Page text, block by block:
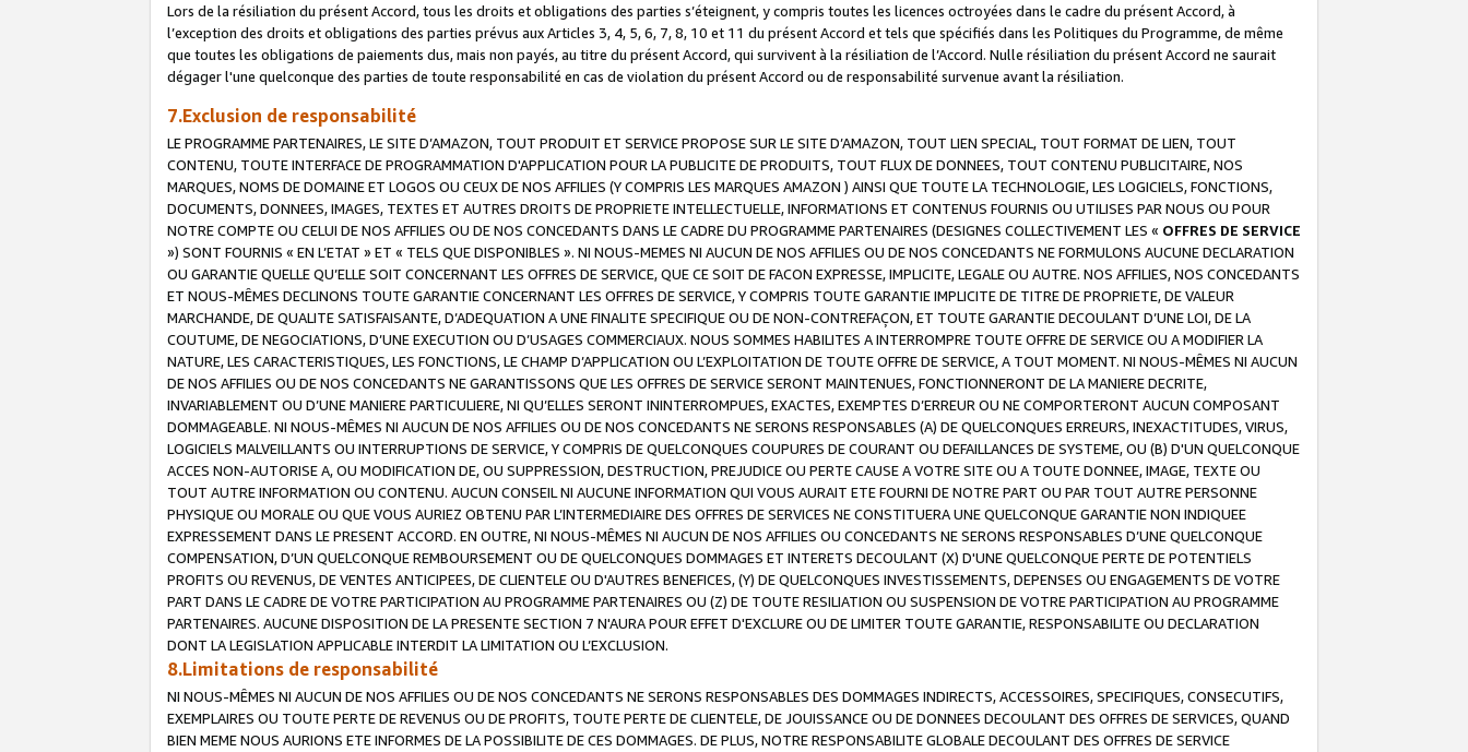
Lors de la résiliation du présent Accord, tous les droits et obligations des parties s’éteignent, y compris toutes les licences octroyées dans le cadre du présent Accord, à
l’exception des droits et obligations des parties prévus aux Articles 3, 4, 5, 6, 7, 8, 10 et 11 du présent Accord et tels que spécifiés dans les Politiques du Programme, de même
que toutes les obligations de paiements dus, mais non payés, au titre du présent Accord, qui survivent à la résiliation de l’Accord. Nulle résiliation du présent Accord ne saurait
dégager l'une quelconque des parties de toute responsabilité en cas de violation du présent Accord ou de responsabilité survenue avant la résiliation.
7.Exclusion de responsabilité
LE PROGRAMME PARTENAIRES, LE SITE D’AMAZON, TOUT PRODUIT ET SERVICE PROPOSE SUR LE SITE D’AMAZON, TOUT LIEN SPECIAL, TOUT FORMAT DE LIEN, TOUT
CONTENU, TOUTE INTERFACE DE PROGRAMMATION D'APPLICATION POUR LA PUBLICITE DE PRODUITS, TOUT FLUX DE DONNEES, TOUT CONTENU PUBLICITAIRE, NOS
MARQUES, NOMS DE DOMAINE ET LOGOS OU CEUX DE NOS AFFILIES (Y COMPRIS LES MARQUES AMAZON ) AINSI QUE TOUTE LA TECHNOLOGIE, LES LOGICIELS, FONCTIONS,
DOCUMENTS, DONNEES, IMAGES, TEXTES ET AUTRES DROITS DE PROPRIETE INTELLECTUELLE, INFORMATIONS ET CONTENUS FOURNIS OU UTILISES PAR NOUS OU POUR
NOTRE COMPTE OU CELUI DE NOS AFFILIES OU DE NOS CONCEDANTS DANS LE CADRE DU PROGRAMME PARTENAIRES (DESIGNES COLLECTIVEMENT LES « OFFRES DE SERVICE
») SONT FOURNIS « EN L’ETAT » ET « TELS QUE DISPONIBLES ». NI NOUS-MEMES NI AUCUN DE NOS AFFILIES OU DE NOS CONCEDANTS NE FORMULONS AUCUNE DECLARATION
OU GARANTIE QUELLE QU’ELLE SOIT CONCERNANT LES OFFRES DE SERVICE, QUE CE SOIT DE FACON EXPRESSE, IMPLICITE, LEGALE OU AUTRE. NOS AFFILIES, NOS CONCEDANTS
ET NOUS-MÊMES DECLINONS TOUTE GARANTIE CONCERNANT LES OFFRES DE SERVICE, Y COMPRIS TOUTE GARANTIE IMPLICITE DE TITRE DE PROPRIETE, DE VALEUR
MARCHANDE, DE QUALITE SATISFAISANTE, D’ADEQUATION A UNE FINALITE SPECIFIQUE OU DE NON-CONTREFAÇON, ET TOUTE GARANTIE DECOULANT D’UNE LOI, DE LA
COUTUME, DE NEGOCIATIONS, D’UNE EXECUTION OU D’USAGES COMMERCIAUX. NOUS SOMMES HABILITES A INTERROMPRE TOUTE OFFRE DE SERVICE OU A MODIFIER LA
NATURE, LES CARACTERISTIQUES, LES FONCTIONS, LE CHAMP D’APPLICATION OU L’EXPLOITATION DE TOUTE OFFRE DE SERVICE, A TOUT MOMENT. NI NOUS-MÊMES NI AUCUN
DE NOS AFFILIES OU DE NOS CONCEDANTS NE GARANTISSONS QUE LES OFFRES DE SERVICE SERONT MAINTENUES, FONCTIONNERONT DE LA MANIERE DECRITE,
INVARIABLEMENT OU D’UNE MANIERE PARTICULIERE, NI QU’ELLES SERONT ININTERROMPUES, EXACTES, EXEMPTES D’ERREUR OU NE COMPORTERONT AUCUN COMPOSANT
DOMMAGEABLE. NI NOUS-MÊMES NI AUCUN DE NOS AFFILIES OU DE NOS CONCEDANTS NE SERONS RESPONSABLES (A) DE QUELCONQUES ERREURS, INEXACTITUDES, VIRUS,
LOGICIELS MALVEILLANTS OU INTERRUPTIONS DE SERVICE, Y COMPRIS DE QUELCONQUES COUPURES DE COURANT OU DEFAILLANCES DE SYSTEME, OU (B) D'UN QUELCONQUE
ACCES NON-AUTORISE A, OU MODIFICATION DE, OU SUPPRESSION, DESTRUCTION, PREJUDICE OU PERTE CAUSE A VOTRE SITE OU A TOUTE DONNEE, IMAGE, TEXTE OU
TOUT AUTRE INFORMATION OU CONTENU. AUCUN CONSEIL NI AUCUNE INFORMATION QUI VOUS AURAIT ETE FOURNI DE NOTRE PART OU PAR TOUT AUTRE PERSONNE
PHYSIQUE OU MORALE OU QUE VOUS AURIEZ OBTENU PAR L’INTERMEDIAIRE DES OFFRES DE SERVICES NE CONSTITUERA UNE QUELCONQUE GARANTIE NON INDIQUEE
EXPRESSEMENT DANS LE PRESENT ACCORD. EN OUTRE, NI NOUS-MÊMES NI AUCUN DE NOS AFFILIES OU CONCEDANTS NE SERONS RESPONSABLES D’UNE QUELCONQUE
COMPENSATION, D’UN QUELCONQUE REMBOURSEMENT OU DE QUELCONQUES DOMMAGES ET INTERETS DECOULANT (X) D'UNE QUELCONQUE PERTE DE POTENTIELS
PROFITS OU REVENUS, DE VENTES ANTICIPEES, DE CLIENTELE OU D'AUTRES BENEFICES, (Y) DE QUELCONQUES INVESTISSEMENTS, DEPENSES OU ENGAGEMENTS DE VOTRE
PART DANS LE CADRE DE VOTRE PARTICIPATION AU PROGRAMME PARTENAIRES OU (Z) DE TOUTE RESILIATION OU SUSPENSION DE VOTRE PARTICIPATION AU PROGRAMME
PARTENAIRES. AUCUNE DISPOSITION DE LA PRESENTE SECTION 7 N'AURA POUR EFFET D'EXCLURE OU DE LIMITER TOUTE GARANTIE, RESPONSABILITE OU DECLARATION
DONT LA LEGISLATION APPLICABLE INTERDIT LA LIMITATION OU L’EXCLUSION.
8.Limitations de responsabilité
NI NOUS-MÊMES NI AUCUN DE NOS AFFILIES OU DE NOS CONCEDANTS NE SERONS RESPONSABLES DES DOMMAGES INDIRECTS, ACCESSOIRES, SPECIFIQUES, CONSECUTIFS,
EXEMPLAIRES OU TOUTE PERTE DE REVENUS OU DE PROFITS, TOUTE PERTE DE CLIENTELE, DE JOUISSANCE OU DE DONNEES DECOULANT DES OFFRES DE SERVICES, QUAND
BIEN MEME NOUS AURIONS ETE INFORMES DE LA POSSIBILITE DE CES DOMMAGES. DE PLUS, NOTRE RESPONSABILITE GLOBALE DECOULANT DES OFFRES DE SERVICE